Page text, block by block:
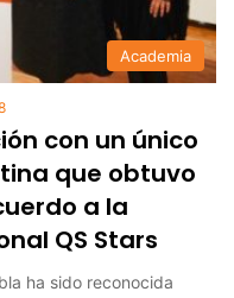
Academia
con un único
que obtuvo
a la
QS Stars
ha sido reconocida